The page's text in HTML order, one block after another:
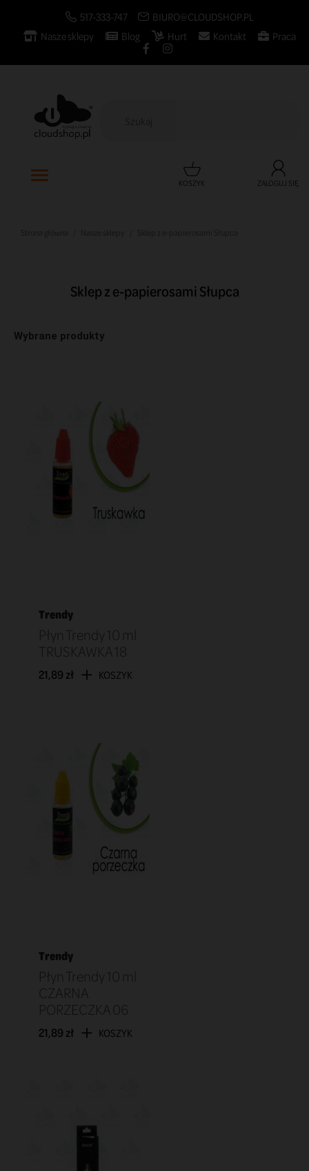
517-333-747
BIURO@CLOUDSHOP.PL
Nasze sklepy
Blog Hurt Kontakt Praca
KOSZYK ZALOGUJ SIĘ
Sklep z e-papierosami Słupca
Wybrane produkty
Trendy
Płyn Trendy 10 ml
TRUSKAWKA 18
21,89 zł KOSZYK
Trendy
Płyn Trendy 10 ml
CZARNA
PORZECZKA 06
21,89 zł KOSZYK